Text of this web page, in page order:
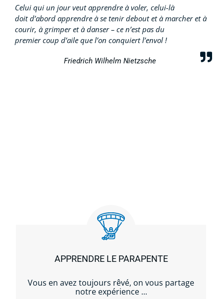
Celui qui un jour veut apprendre à voler, celui-là
doit d’abord apprendre à se tenir debout et à marcher et à
courir, à grimper et à danser – ce n’est pas du
premier coup d’aile que l’on conquiert l’envol !
Friedrich Wilhelm Nietzsche
APPRENDRE LE PARAPENTE
Vous en avez toujours rêvé, on vous partage
notre expérience ...